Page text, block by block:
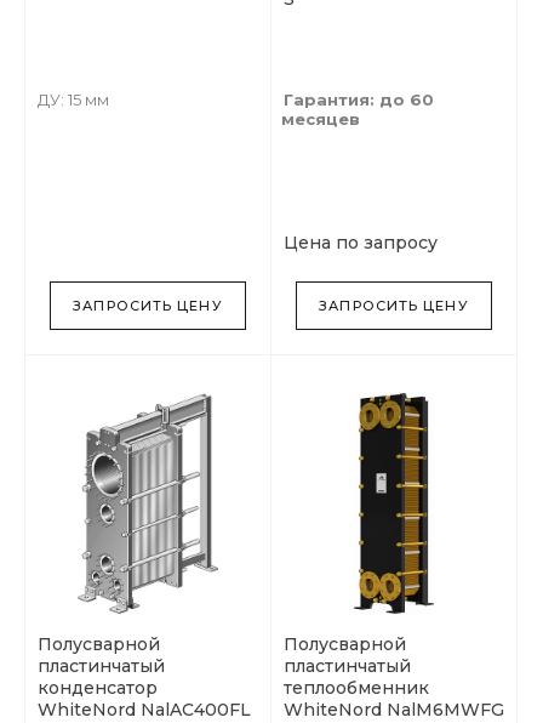
ДУ: 15 мм
ЗАПРОСИТЬ ЦЕНУ
Гарантия: до 60
месяцев
Цена по запросу
ЗАПРОСИТЬ ЦЕНУ
Полусварной
пластинчатый
конденсатор
WhiteNord NalAC400FL
Полусварной
пластинчатый
теплообменник
WhiteNord NalM6MWFG